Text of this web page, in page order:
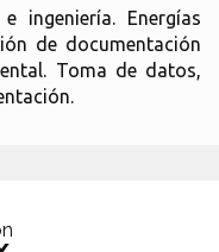
ingeniería. Energías
de documentación
Toma de datos,